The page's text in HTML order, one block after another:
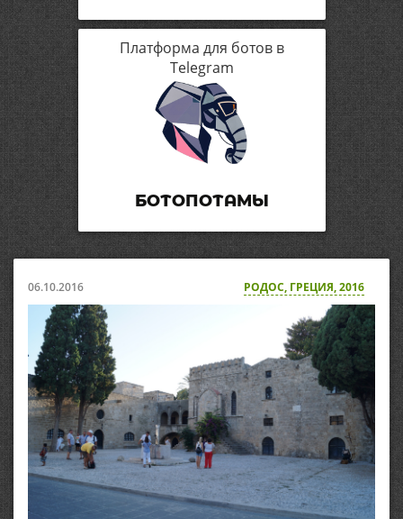
Платформа для ботов в
Telegram
БОТОПОТАМЫ
06.10.2016 РОДОС, ГРЕЦИЯ, 2016